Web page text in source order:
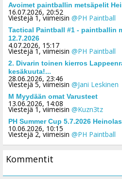
Avoimet paintballin metsäpelit
16.07.2026, 20:52
Viestejä 1, viimeisin @PH Paintball
Tactical Paintball #1 - paintballin
12.7.2026
4.07.2026, 15:17
Viestejä 1, viimeisin @PH Paintball
2. Divarin toinen kierros
kesäkuuta!...
28.06.2026, 23:46
Viestejä 5, viimeisin @Jani Leskinen
M Myydään omat Varusteet
13.06.2026, 14:08
Viestejä 1, viimeisin @Kuzn3tz
PH Summer Cup 5.7.2026
10.06.2026, 10:15
Viestejä 2, viimeisin @PH Paintball
Kommentit